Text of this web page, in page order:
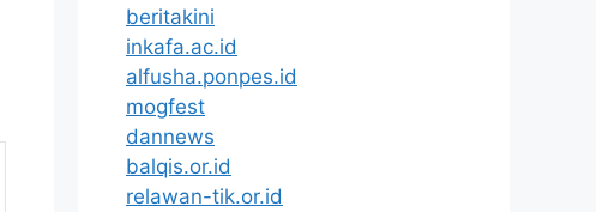
beritakini
inkafa.ac.id
alfusha.ponpes.id
mogfest
dannews
balqis.or.id
relawan-tik.or.id